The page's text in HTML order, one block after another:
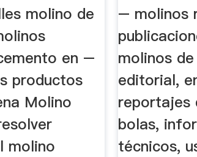
molino de
en –
productos
Molino
molino
– molinos
molinos
editorial,
reportajes
bolas,
técnicos,